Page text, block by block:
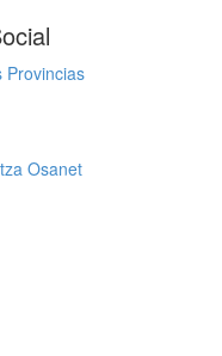
Provincias
Osanet